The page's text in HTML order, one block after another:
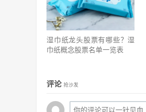
湿巾纸龙头股票有哪些？湿
巾纸概念股票名单一览表
评论 抢沙发